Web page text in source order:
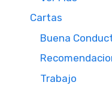
Cartas
Buena
Trabajo